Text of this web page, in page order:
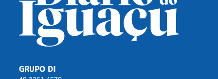
GRUPO DI